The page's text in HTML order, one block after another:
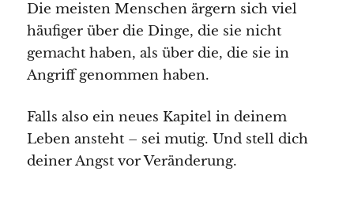
Die meisten Menschen ärgern sich viel
häufiger über die Dinge, die sie nicht
gemacht haben, als über die, die sie in
Angriff genommen haben.
Falls also ein neues Kapitel in deinem
Leben ansteht – sei mutig. Und stell dich
deiner Angst vor Veränderung.